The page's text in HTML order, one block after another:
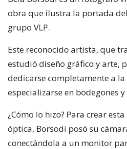
obra que ilustra la portada
grupo VLP.
Este reconocido artista, que
estudió diseño gráfico y arte,
dedicarse completamente a
especializarse en bodegones
¿Cómo lo hizo? Para crear
óptica, Borsodi posó su
conectándola a un monitor